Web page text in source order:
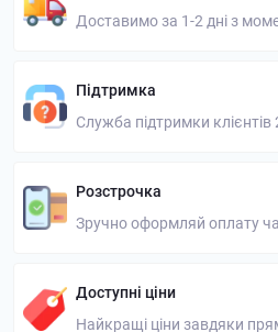
Доставимо за 1-2 дні з
Підтримка
Служба підтримки клієнтів
Розстрочка
Зручно оформляй оплату
Доступні ціни
Найкращі ціни завдяки